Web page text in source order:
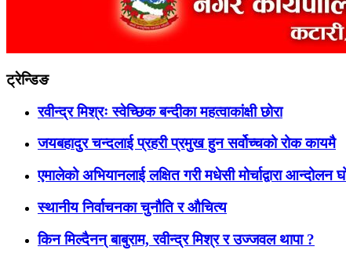
ट्रेन्डिङ
रवीन्द्र मिश्रः स्वेच्छिक बन्दीका महत्वाकांक्षी छोरा
जयबहादुर चन्दलाई प्रहरी प्रमुख हुन सर्वोच्चको रोक कायमै
एमालेको अभियानलाई लक्षित गरी मधेसी मोर्चाद्वारा आन्दोलन
स्थानीय निर्वाचनका चुनौति र औचित्य
किन मिल्दैनन् बाबुराम, रवीन्द्र मिश्र र उज्जवल थापा ?